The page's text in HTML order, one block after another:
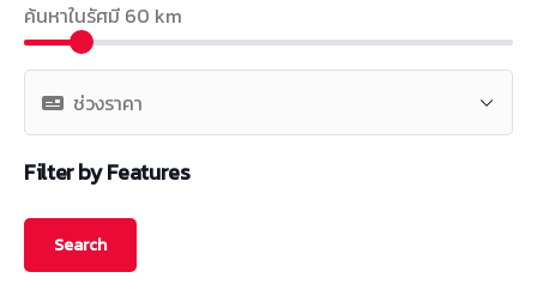
ค้นหาในรัศมี 60 km
Filter by Features